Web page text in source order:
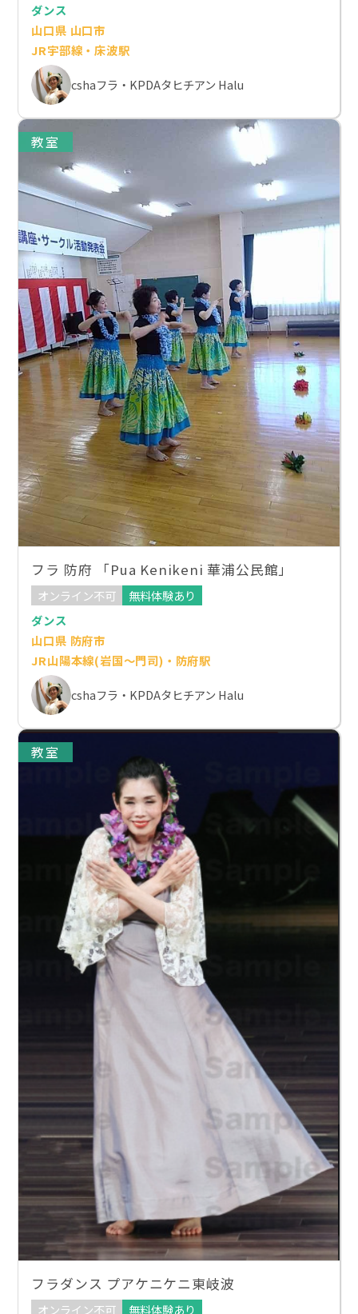
ダンス
山口県 山口市
JR宇部線・床波駅
cshaフラ・KPDAタヒチアン Halu
教室
フラ 防府 「Pua Kenikeni 華浦公民館」
オンライン不可
無料体験あり
ダンス
山口県 防府市
JR山陽本線(岩国～門司)・防府駅
cshaフラ・KPDAタヒチアン Halu
教室
フラダンス プアケニケニ東岐波
オンライン不可 無料体験あり